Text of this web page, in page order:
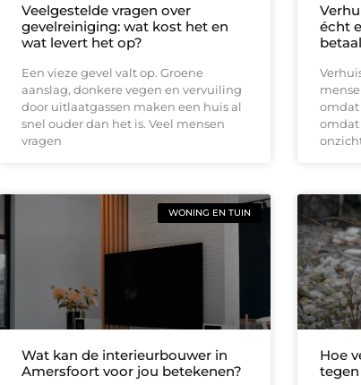
Veelgestelde vragen over
gevelreiniging: wat kost het en
wat levert het op?
Een vieze gevel valt op. Groene
aanslag, donkere vegen en vervuiling
door uitlaatgassen maken een huis al
snel ouder dan het is. Veel mensen
vragen
écht
omdat
omdat
WONING EN TUIN
Wat kan de interieurbouwer in
Amersfoort voor jou betekenen?
Hoe